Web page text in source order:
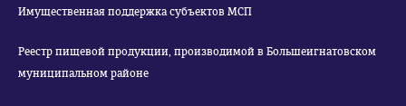
Имущественная поддержка субъектов МСП
Реестр пищевой продукции, производимой в Большеигнатовском
муниципальном районе